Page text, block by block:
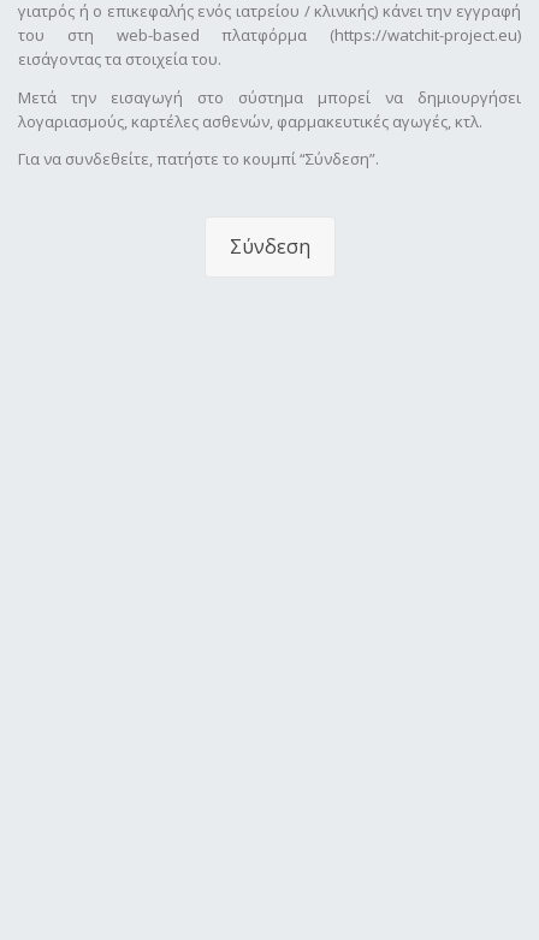
γιατρός ή ο επικεφαλής ενός ιατρείου / κλινικής) κάνει την εγγραφή
του στη web-based πλατφόρμα (https://watchit-project.eu)
εισάγοντας τα στοιχεία του.
Μετά την εισαγωγή στο σύστημα μπορεί να δημιουργήσει
λογαριασμούς, καρτέλες ασθενών, φαρμακευτικές αγωγές, κτλ.
Για να συνδεθείτε, πατήστε το κουμπί “Σύνδεση”.
Σύνδεση